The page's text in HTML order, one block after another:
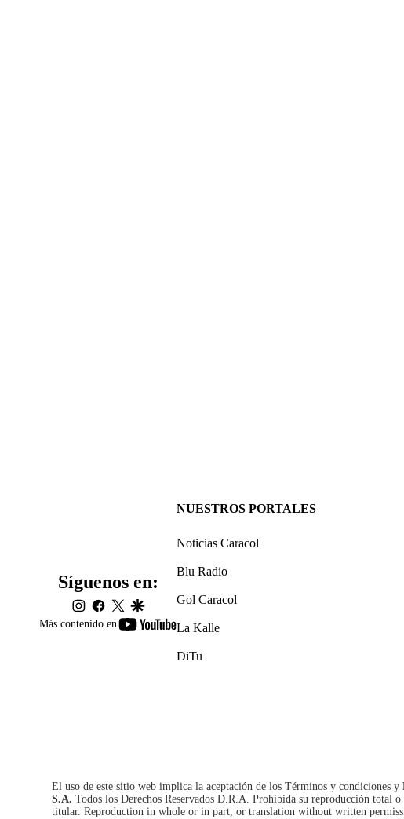
Más contenido en
youtube-
Síguenos en:
instagram
facebook
twittergoogle
NUESTROS PORTALES
Noticias Caracol
Blu Radio
Gol Caracol
La Kalle
DiTu
El uso de este sitio web implica la aceptación de los Términos y condiciones y
S.A. Todos los Derechos Reservados D.R.A. Prohibida su reproducción total
titular. Reproduction in whole or in part, or translation without written